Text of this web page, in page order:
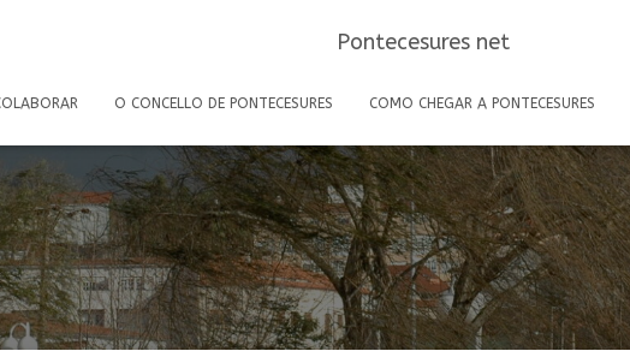
Pontecesures net
O CONCELLO DE PONTECESURES COMO CHEGAR A PONTECESURES